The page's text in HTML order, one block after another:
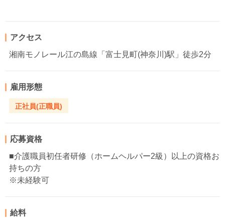
アクセス
湘南モノレール江の島線「富士見町(神奈川)駅」徒歩2分
雇用形態
正社員(正職員)
応募資格
■介護職員初任者研修（ホームヘルパー2級）以上の資格お
持ちの方
※未経験可
給料